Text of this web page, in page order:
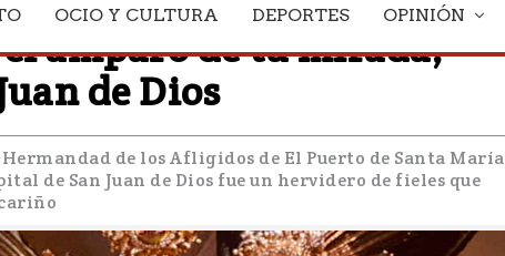
OCIO Y CULTURA DEPORTES OPINIÓN
amparo de tu mirada,
de Dios
de los Afligidos de El Puerto de Santa María
de San Juan de Dios fue un hervidero de fieles que